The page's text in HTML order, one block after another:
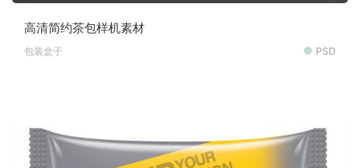
高清简约茶包样机素材
包装盒子 PSD